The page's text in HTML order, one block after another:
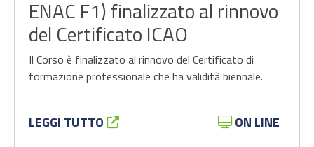
ENAC F1) finalizzato al rinnovo
del Certificato ICAO
Il Corso è finalizzato al rinnovo del Certificato di
formazione professionale che ha validità biennale.
LEGGI TUTTO ON LINE